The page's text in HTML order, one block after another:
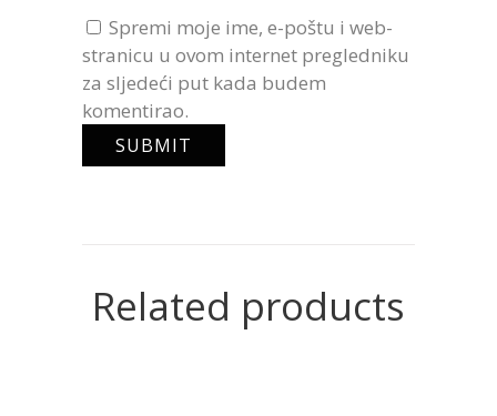
Spremi moje ime, e-poštu i web-
stranicu u ovom internet pregledniku
za sljedeći put kada budem
komentirao.
Related products